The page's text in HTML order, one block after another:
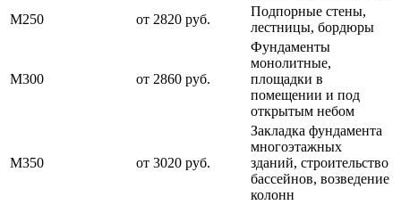
М250
от 2820 руб.
Подпорные стены,
лестницы, бордюры
М300 от 2860 руб.
Фундаменты
монолитные,
площадки в
помещении и под
открытым небом
М350 от 3020 руб.
Закладка фундамента
многоэтажных
зданий, строительство
бассейнов, возведение
колонн